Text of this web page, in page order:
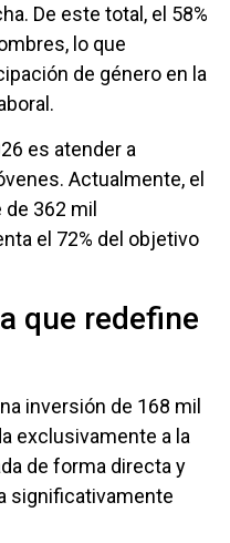
De este total, el 58%
lo que
de género en la
es atender a
Actualmente, el
362 mil
el 72% del objetivo
que redefine
inversión de 168 mil
exclusivamente a la
de forma directa y
significativamente